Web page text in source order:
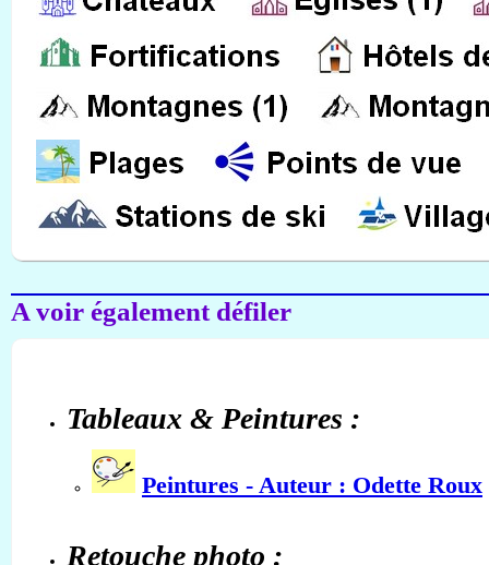
A voir également défiler
Tableaux & Peintures :
Peintures - Auteur : Odette Roux
Retouche photo :